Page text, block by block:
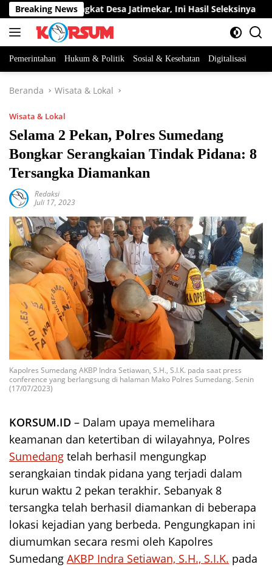
Langsung
ke
konten
Breaking News
Jabatan Perangkat Desa Jatimekar, Ini Hasil Seleksinya
Pemerintahan Hukum & Politik Sosial & Kesehatan Digitalisasi
Beranda Wisata & Lokal
Wisata & Lokal
Selama 2 Pekan, Polres Sumedang
Bongkar Serangkaian Tindak Pidana: 8
Tersangka Diamankan
Redaksi
Juli 17, 2023
Kapolres Sumedang AKBP Indra Setiawan, S.H., S.I.K. pada saat press
conference yang berlangsung di halaman Mako Polres Sumedang. Senin
(17/07/2023)
KORSUM.ID – Dalam upaya memelihara
keamanan dan ketertiban di wilayahnya, Polres
Sumedang telah berhasil mengungkap
serangkaian tindak pidana yang terjadi dalam
kurun waktu 2 pekan terakhir. Sebanyak 8
tersangka telah berhasil diamankan di beberapa
lokasi kejadian yang berbeda. Pengungkapan ini
diumumkan secara resmi oleh Kapolres
Sumedang AKBP Indra Setiawan, S.H., S.I.K. pada